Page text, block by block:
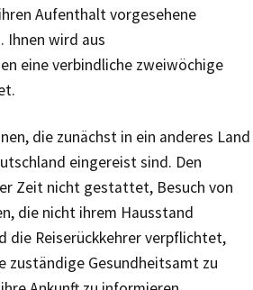
Aufenthalt vorgesehene
Ihnen wird aus
eine verbindliche zweiwöchige
die zunächst in ein anderes Land
eingereist sind. Den
Zeit nicht gestattet, Besuch von
die nicht ihrem Hausstand
die Reiserückkehrer verpflichtet,
zuständige Gesundheitsamt zu